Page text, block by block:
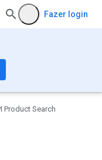
Fazer login
Product Search